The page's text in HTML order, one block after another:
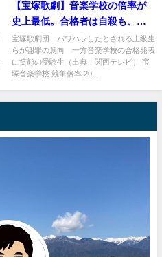
【宝塚歌劇】音楽学校の倍率が
史上最低。合格者は自殺も、そ
んなの関係ネー！
宝塚歌劇団 パワハラしたとされる上級生
らが謝罪の意向 一方音楽学校の合格発表
に笑顔の受験生（出典：関西テレビ） 宝
塚音楽学校 競争倍率 20...